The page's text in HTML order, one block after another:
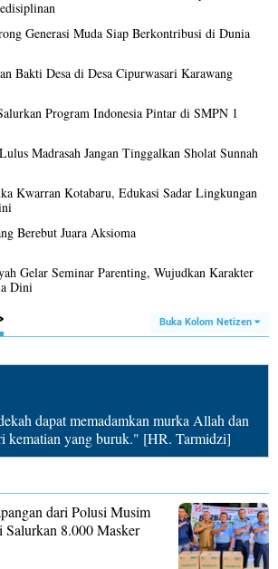
Generasi Muda Siap Berkontribusi di Dunia
Bakti Desa di Desa Cipurwasari Karawang
Program Indonesia Pintar di SMPN 1
Madrasah Jangan Tinggalkan Sholat Sunnah
Kwarran Kotabaru, Edukasi Sadar Lingkungan
Berebut Juara Aksioma
Gelar Seminar Parenting, Wujudkan Karakter
Dini
Buka Kolom Netizen
dapat memadamkan murka Allah dan
kematian yang buruk." [HR. Tarmidzi]
dari Polusi Musim
8.000 Masker